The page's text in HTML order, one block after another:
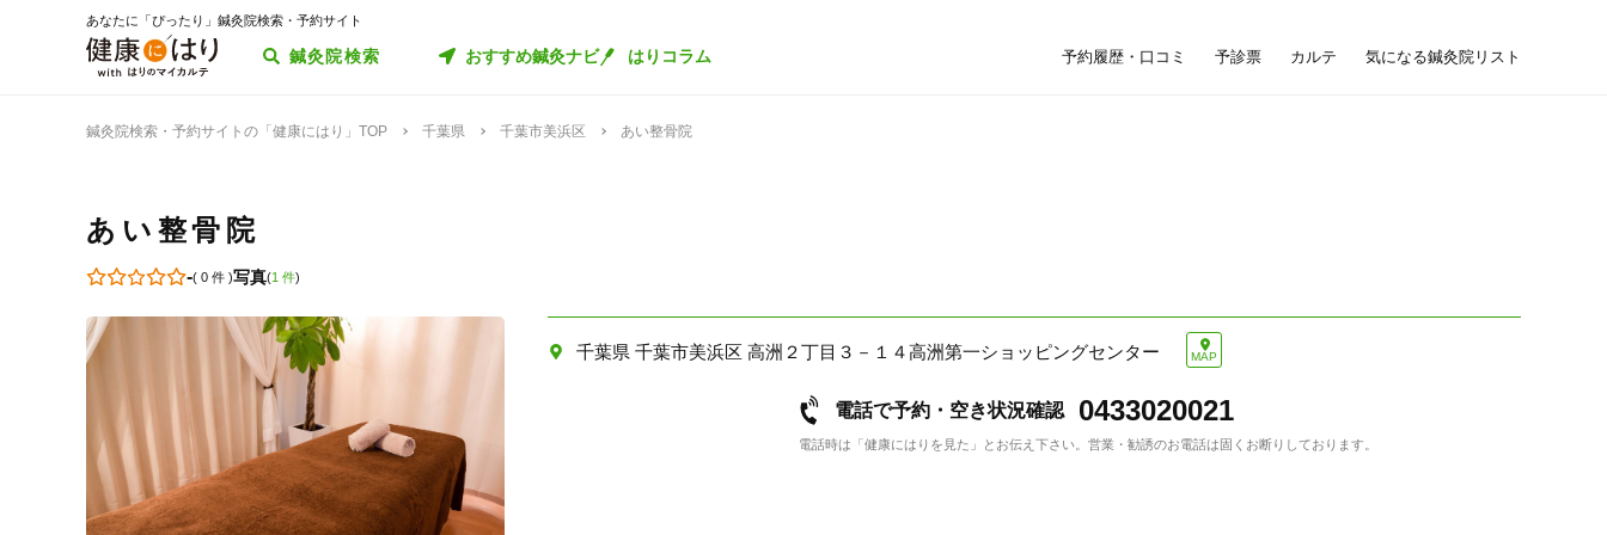
あなたに「ぴったり」鍼灸院検索・予約サイト
鍼灸院検索 おすすめ鍼灸ナビ はりコラム 予約履歴・口コミ 予診票 カルテ 気になる鍼灸院リスト
鍼灸院検索・予約サイトの「健康にはり」TOP 千葉県 千葉市美浜区 あい整骨院
あい整骨院
-( 0 件)写真(1 件)
千葉県 千葉市美浜区 高洲２丁目３－１４高洲第一ショッピングセンター MAP
電話で予約・空き状況確認 0433020021
電話時は「健康にはりを見た」とお伝え下さい。 営業・勧誘のお電話は固くお断りしております。